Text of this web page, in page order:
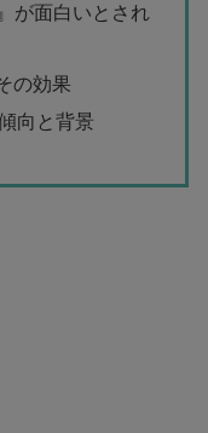
が面白いとされ
の効果
向と背景